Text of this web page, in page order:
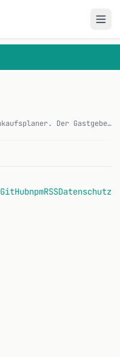
Doodle-artiger Party-Einkaufsplaner. Der Gastgeber erstellt eine Umfrage, teilt einen Link und bekommt am Ende eine fertige Einkaufsliste mit den richtigen Meng…
GitHubnpmRSSDatenschutz